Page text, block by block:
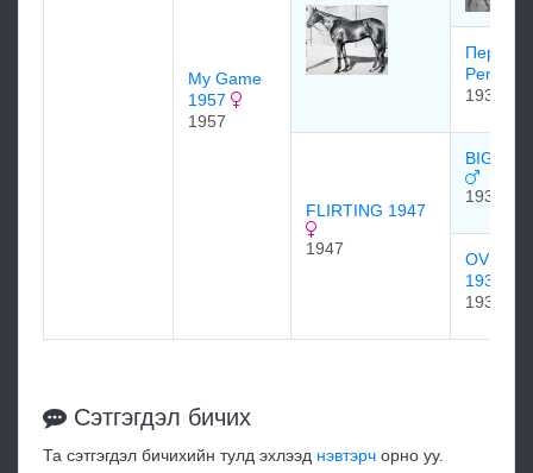
My Game
1957
1957
1938
FLIRTING 1947
1947
BIG
1939
1937
1937
Сэтгэгдэл бичих
Та сэтгэгдэл бичихийн тулд эхлээд нэвтэрч орно уу.